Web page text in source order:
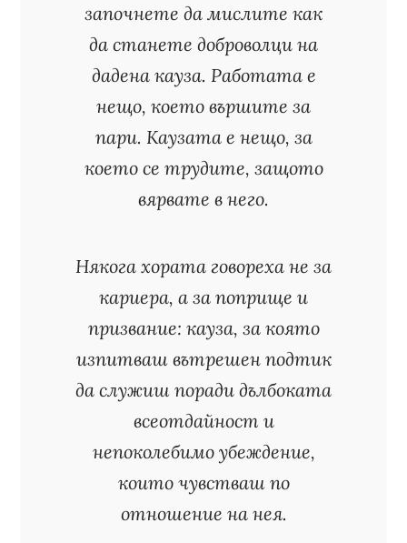
започнете да мислите как
да станете доброволци на
дадена кауза. Работата е
нещо, което вършите за
пари. Каузата е нещо, за
което се трудите, защото
вярвате в него.
Някога хората говореха не за
кариера, а за поприще и
призвание: кауза, за която
изпитваш вътрешен подтик
да служиш поради дълбоката
всеотдайност и
непоколебимо убеждение,
които чувстваш по
отношение на нея.